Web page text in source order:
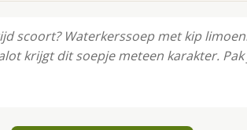
scoort? Waterkerssoep met kip
krijgt dit soepje meteen karakter.